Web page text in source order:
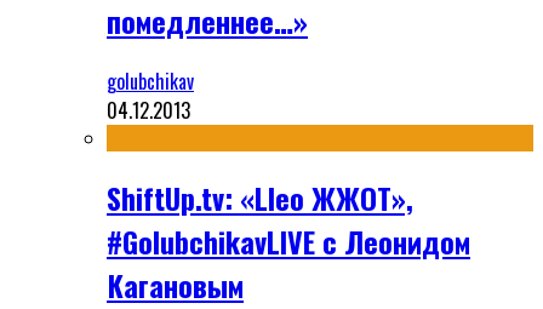
помедленнее…»
golubchikav
04.12.2013
ShiftUp.tv: «Lleo ЖЖОТ»,
#GolubchikavLIVE с Леонидом
Кагановым